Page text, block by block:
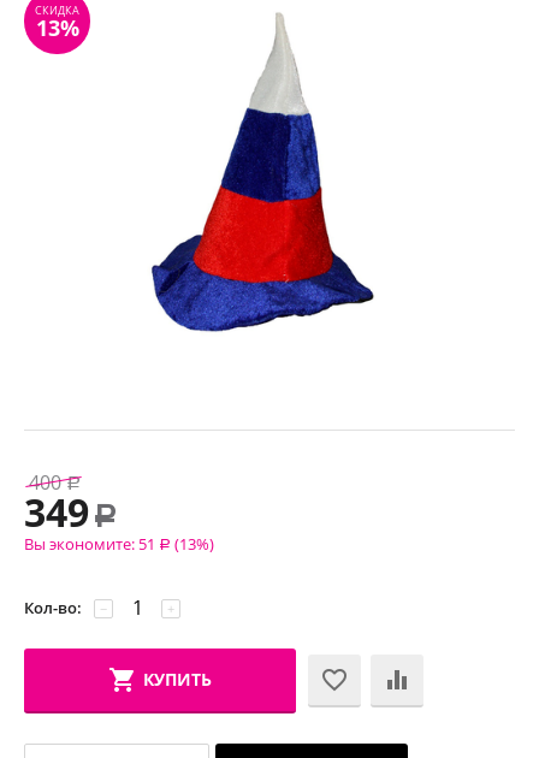
400 Р
349 Р
Вы экономите: 51 Р (13%)
Кол-во: +
−
КУПИТЬ